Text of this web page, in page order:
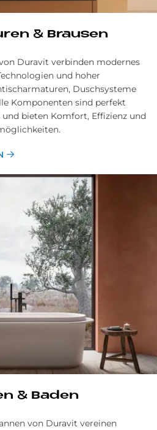
& Brau­sen
Duravit verbinden modernes
und hoher
Duschsysteme
Komponenten sind perfekt
bieten Komfort, Effizienz und
& Ba­den
von Duravit vereinen